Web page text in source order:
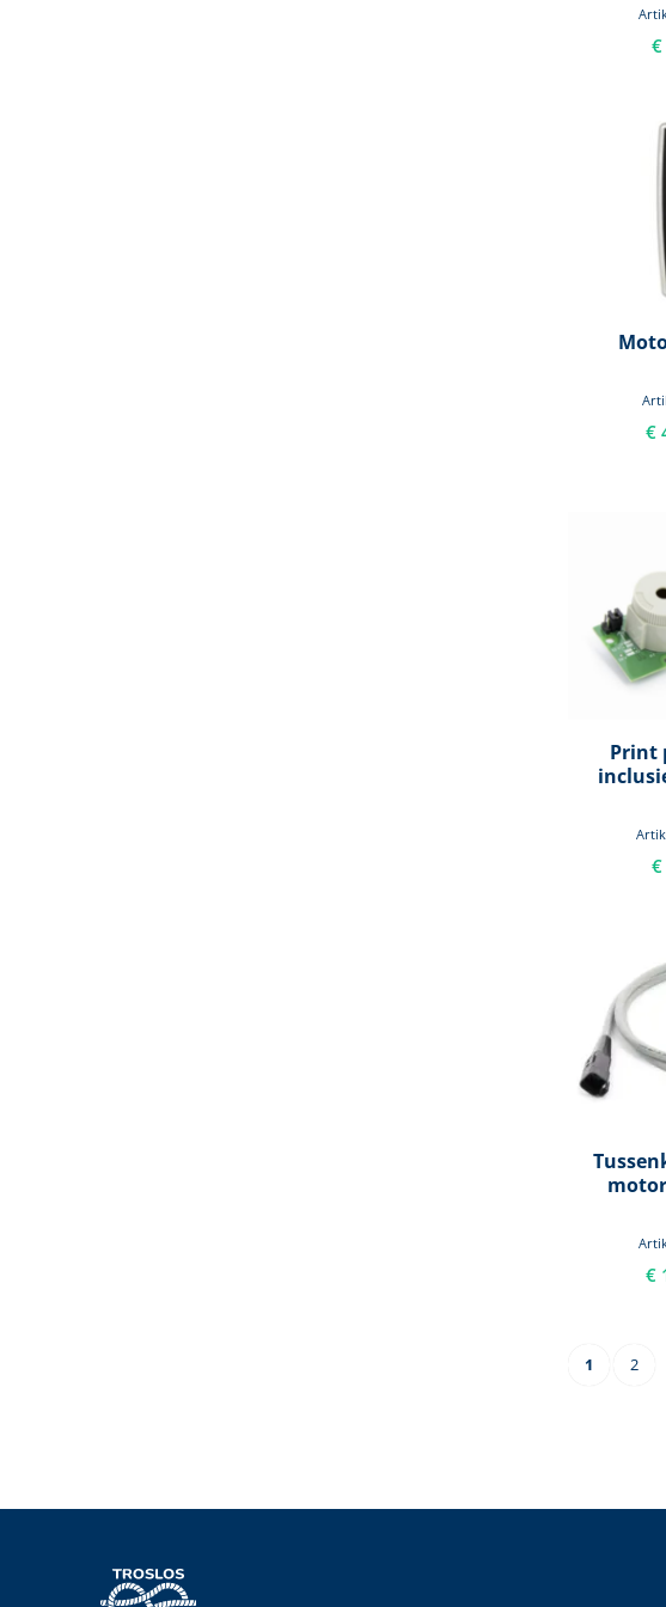
€
€
Print
€
€
1 2